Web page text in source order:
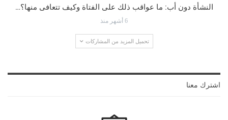
النشأة دون أب: ما عواقب ذلك على الفتاة وكيف تتعافى منها؟…
6 أشهر منذ
تحميل المزيد من المشاركات
اشترك معنا